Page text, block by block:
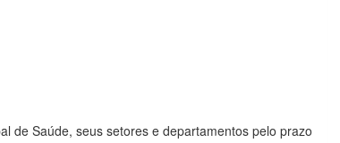
de Saúde, seus setores e departamentos pelo prazo